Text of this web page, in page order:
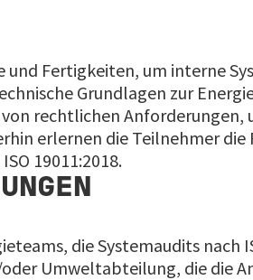
Fertigkeiten, um interne
Grundlagen zur
rechtlichen Anforderungen,
erlernen die Teilnehmer die
19011:2018.
die Systemaudits nach
Umweltabteilung, die die